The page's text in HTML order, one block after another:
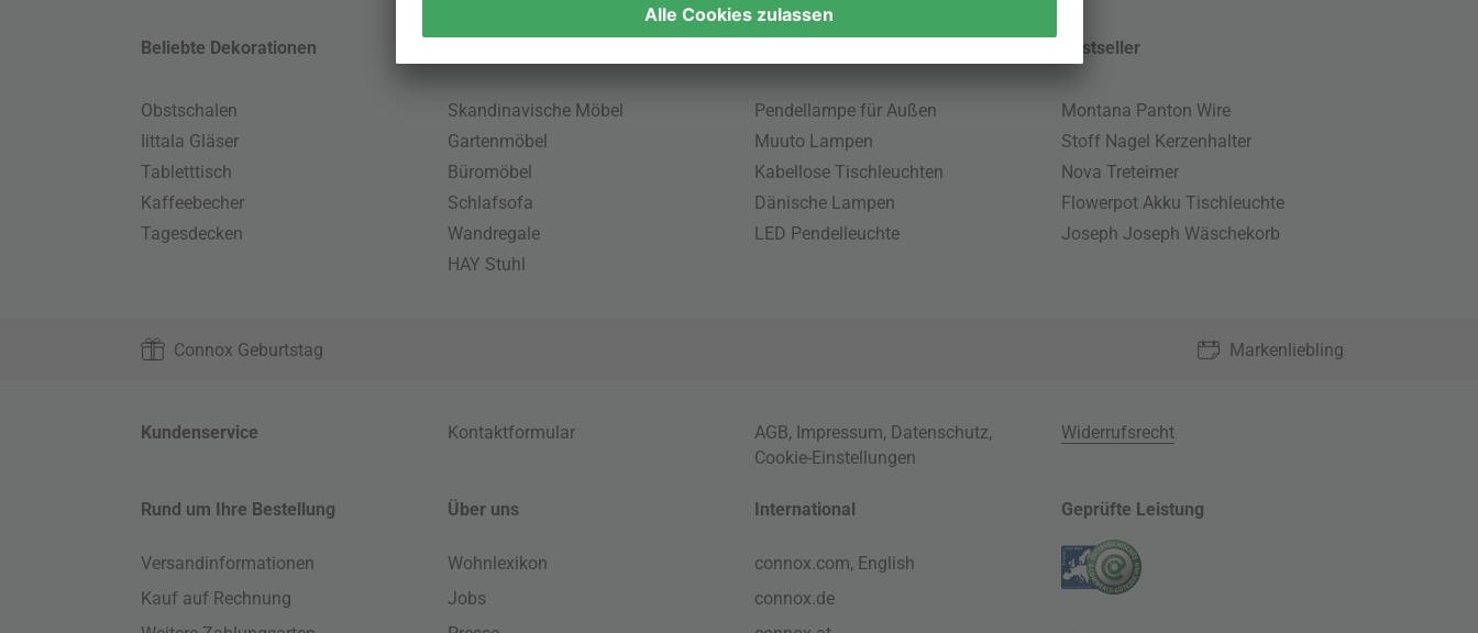
Beliebte Dekorationen
Obstschalen
Iittala Gläser
Tabletttisch
Kaffeebecher
Tagesdecken
Skandinavische Möbel
Gartenmöbel
Büromöbel
Schlafsofa
Wandregale
HAY Stuhl
Pendellampe für Außen
Muuto Lampen
Kabellose Tischleuchten
Dänische Lampen
LED Pendelleuchte
Bestseller
Montana Panton Wire
Stoff Nagel Kerzenhalter
Nova Treteimer
Flowerpot Akku Tischleuchte
Joseph Joseph Wäschekorb
Connox Geburtstag Markenliebling
Kundenservice Kontaktformular AGB, Impressum, Datenschutz,
Cookie-Einstellungen
Widerrufsrecht
Rund um Ihre Bestellung
Versandinformationen
Kauf auf Rechnung
Über uns
Wohnlexikon
Jobs
International
connox.com, English
connox.de
Geprüfte Leistung